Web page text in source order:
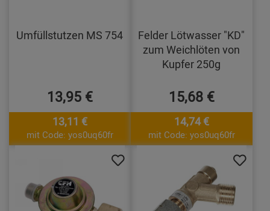
Umfüllstutzen MS 754
13,95 €
13,11 €
mit Code: yos0uq60fr
Felder Lötwasser "KD"
zum Weichlöten von
Kupfer 250g
15,68 €
14,74 €
mit Code: yos0uq60fr